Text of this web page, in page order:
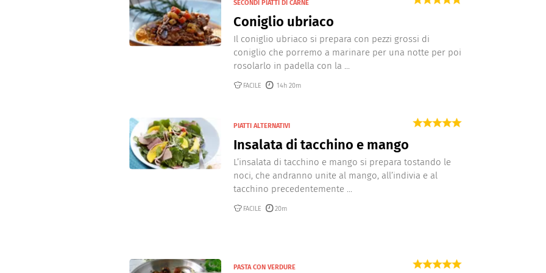
SECONDI PIATTI DI CARNE
Coniglio ubriaco
Il coniglio ubriaco si prepara con pezzi grossi di
coniglio che porremo a marinare per una notte per poi
rosolarlo in padella con la ...
FACILE 14h 20m
PIATTI ALTERNATIVI
Insalata di tacchino e mango
L’insalata di tacchino e mango si prepara tostando le
noci, che andranno unite al mango, all’indivia e al
tacchino precedentemente ...
FACILE 20m
PASTA CON VERDURE